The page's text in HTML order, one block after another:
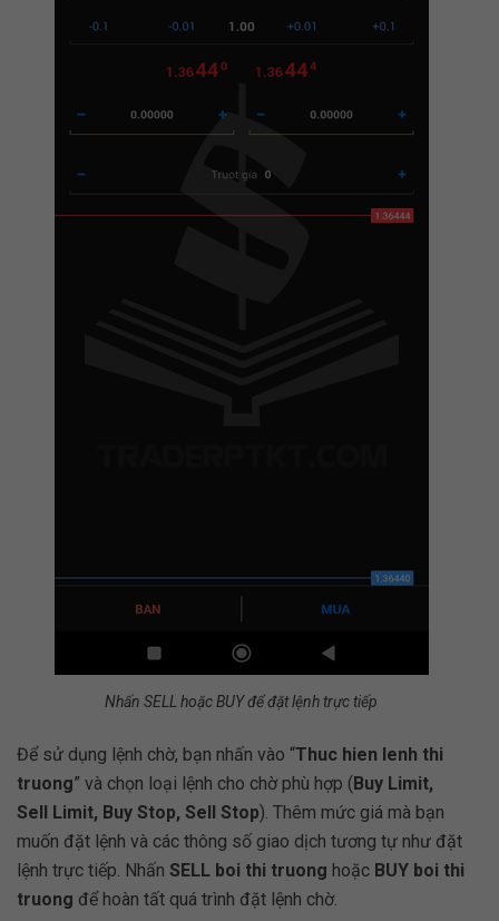
Nhấn SELL hoặc BUY để đặt lệnh trực tiếp
Để sử dụng lệnh chờ, bạn nhấn vào “Thuc hien lenh thi
truong” và chọn loại lệnh cho chờ phù hợp ( Buy Limit,
Sell Limit, Buy Stop, Sell Stop). Thêm mức giá mà bạn
muốn đặt lệnh và các thông số giao dịch tương tự như đặt
lệnh trực tiếp. Nhấn SELL boi thi truong hoặc BUY boi thi
truong để hoàn tất quá trình đặt lệnh chờ.